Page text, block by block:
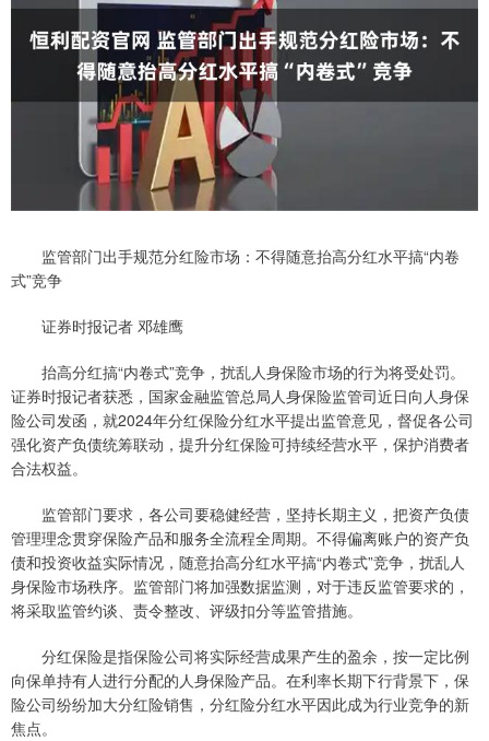
监管部门出手规范分红险市场：不得随意抬高分红水平搞“内卷
式”竞争
证券时报记者 邓雄鹰
抬高分红搞“内卷式”竞争，扰乱人身保险市场的行为将受处罚。
证券时报记者获悉，国家金融监管总局人身保险监管司近日向人身保
险公司发函，就2024年分红保险分红水平提出监管意见，督促各公司
强化资产负债统筹联动，提升分红保险可持续经营水平，保护消费者
合法权益。
监管部门要求，各公司要稳健经营，坚持长期主义，把资产负债
管理理念贯穿保险产品和服务全流程全周期。不得偏离账户的资产负
债和投资收益实际情况，随意抬高分红水平搞“内卷式”竞争，扰乱人
身保险市场秩序。监管部门将加强数据监测，对于违反监管要求的，
将采取监管约谈、责令整改、评级扣分等监管措施。
分红保险是指保险公司将实际经营成果产生的盈余，按一定比例
向保单持有人进行分配的人身保险产品。在利率长期下行背景下，保
险公司纷纷加大分红险销售，分红险分红水平因此成为行业竞争的新
焦点。